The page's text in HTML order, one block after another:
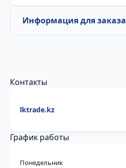
Информация для заказа
Контакты
lktrade.kz
График работы
Понедельник